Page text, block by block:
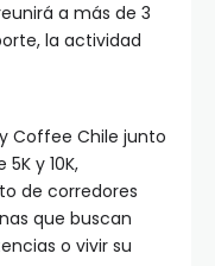
a más de 3
la actividad
Coffee Chile junto
y 10K,
de corredores
que buscan
o vivir su